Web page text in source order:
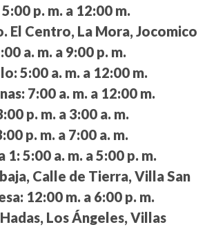
5:00 p. m. a 12:00 m.
El Centro, La Mora, Jocomico
a. m. a 9:00 p. m.
5:00 a. m. a 12:00 m.
7:00 a. m. a 12:00 m.
p. m. a 3:00 a. m.
p. m. a 7:00 a. m.
1: 5:00 a. m. a 5:00 p. m.
Calle de Tierra, Villa San
12:00 m. a 6:00 p. m.
Los Ángeles, Villas